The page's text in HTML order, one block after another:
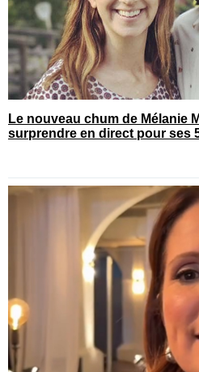
Le nouveau chum de Mélanie
surprendre en direct pour ses